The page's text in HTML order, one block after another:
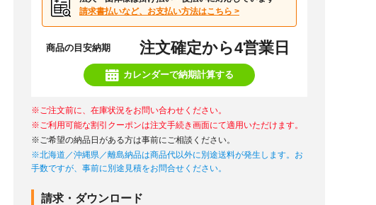
請求書払いなど、お支払い方法はこちら >
商品の目安納期 注文確定から4営業日
カレンダーで納期計算する
※ご注文前に、在庫状況をお問い合わせください。
※ご利用可能な割引クーポンは注文手続き画面にて適用いただけます。
※ご希望の納品日がある方は事前にご相談ください。
※北海道／沖縄県／離島納品は商品代以外に別途送料が発生します。お
手数ですが、事前に別途見積をお問合せください。
請求・ダウンロード